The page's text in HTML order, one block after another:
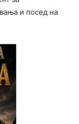
и посед на